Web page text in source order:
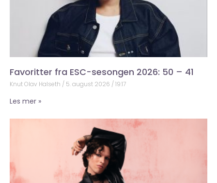
Favoritter fra ESC-sesongen 2026: 50 – 41
Knut Olav Halseth 5. august 2026 19:17
Les mer »